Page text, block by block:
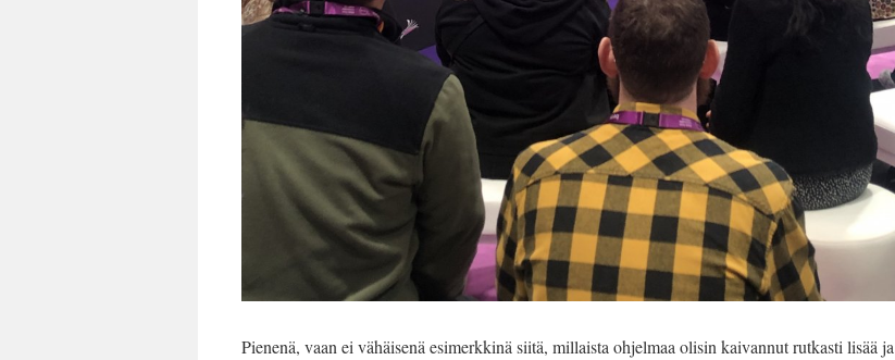
Pienenä, vaan ei vähäisenä esimerkkinä siitä, millaista ohjelmaa olisin kaivannut rutkasti lisää ja